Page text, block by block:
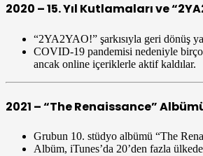
2020 – 15. Yıl Kutlamaları ve
“2YA2YAO!” şarkısıyla geri dönüş
COVID-19 pandemisi nedeniyle
ancak online içeriklerle aktif kaldılar.
2021 – “The Renaissance”
Grubun 10. stüdyo albümü “The
Albüm, iTunes’da 20’den fazla